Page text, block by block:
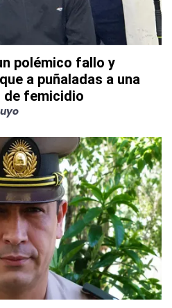
polémico fallo y
a puñaladas a una
de femicidio